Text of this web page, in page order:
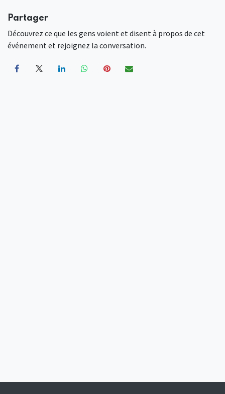
Partager
Découvrez ce que les gens voient et disent à propos de cet
événement et rejoignez la conversation.